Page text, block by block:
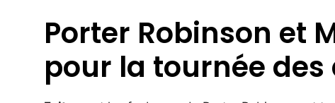
Porter Robinson et
pour la tournée des